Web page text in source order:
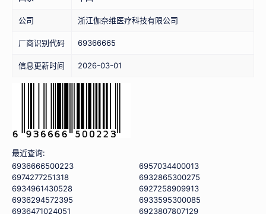
公司 浙江伽奈维医疗科技有限公司
厂商识别代码 69366665
信息更新时间 2026-03-01
最近查询:
6936666500223
6957034400013
6974277251318
6932865300275
6934961430528
6927258909913
6936294572395
6933595300085
6936471024051
6923807807129